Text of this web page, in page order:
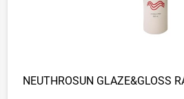
NEUTHROSUN GLAZE&GLOSS